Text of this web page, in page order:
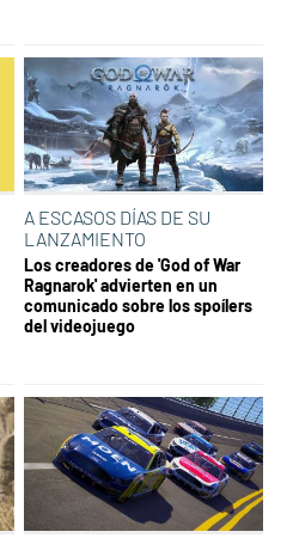
A ESCASOS DÍAS DE SU
LANZAMIENTO
Los creadores de 'God of War
Ragnarok' advierten en un
comunicado sobre los spoílers
del videojuego